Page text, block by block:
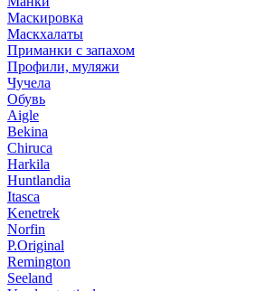
Маскировка
Маскхалаты
Приманки с запахом
Профили, муляжи
Чучела
Обувь
Aigle
Bekina
Chiruсa
Harkila
Huntlandia
Itasca
Kenetrek
Norfin
P.Original
Remington
Seeland